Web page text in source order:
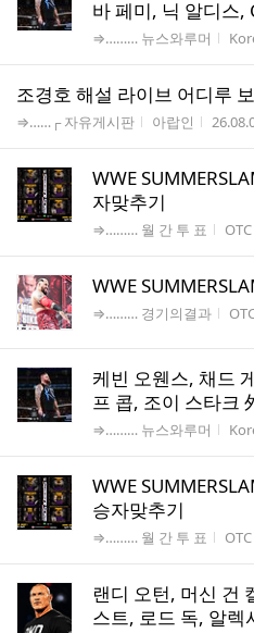
바 페미, 닉 알디스,
게시판명
⇒……… 뉴스와루머 작
조경호 해설 라이브 어디루
게시판명
⇒……┌ 자유게시판 작성자
아랍인 작성
WWE
자맞추기
게시판명
⇒……… 월 간 투 표 작성
OTC
WWE
게시판명
⇒……… 경기의결과 작
케빈 오웬스, 채드
프 콥, 조이 스타크
게시판명
⇒……… 뉴스와루머 작
WWE
승자맞추기
게시판명
⇒……… 월 간 투 표 작성
OTC
랜디 오턴, 머신 건
스트, 로드 독, 알렉